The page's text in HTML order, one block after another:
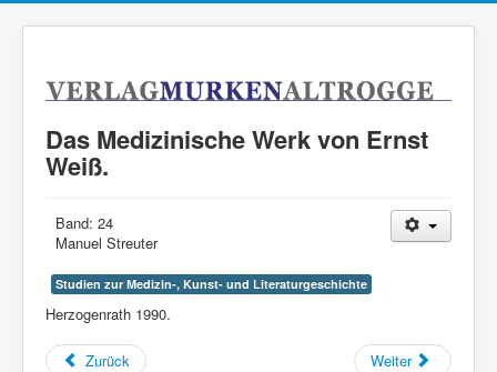
Das Medizinische Werk von Ernst
Weiß.
Band: 24
Manuel Streuter
Studien zur Medizin-, Kunst- und Literaturgeschichte
Herzogenrath 1990.
Zurück Weiter